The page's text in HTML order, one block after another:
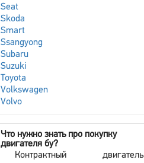
Seat
Skoda
Smart
Ssangyong
Subaru
Suzuki
Toyota
Volkswagen
Volvo
Что нужно знать про покупку
двигателя бу?
Контрактный двигатель